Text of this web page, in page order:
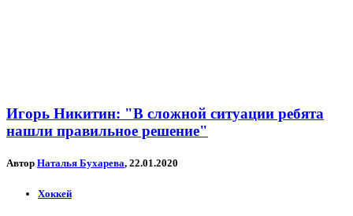
Игорь Никитин: "В сложной ситуации ребята
нашли правильное решение"
Автор Наталья Бухарева, 22.01.2020
Хоккей